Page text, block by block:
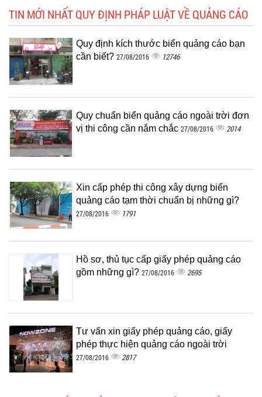
TIN MỚI NHẤT QUY ĐỊNH PHÁP LUẬT VỀ QUẢNG CÁO
Quy định kích thước biển quảng cáo bạn
cần biết? 27/08/2016 12746
Quy chuẩn biển quảng cáo ngoài trời đơn
vị thi công cần nắm chắc 27/08/2016 2014
Xin cấp phép thi công xây dựng biển
quảng cáo tạm thời chuẩn bị những gì?
27/08/2016 1791
Hồ sơ, thủ tục cấp giấy phép quảng cáo
gồm những gì? 27/08/2016 2695
Tư vấn xin giấy phép quảng cáo, giấy
phép thực hiện quảng cáo ngoài trời
27/08/2016 2817